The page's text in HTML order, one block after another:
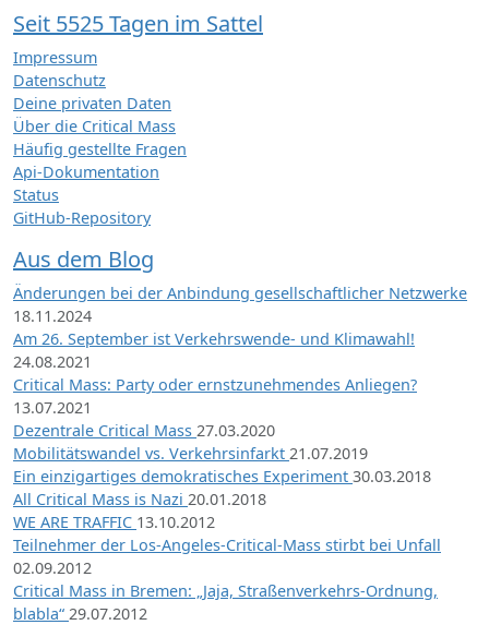
Seit 5525 Tagen im Sattel
Impressum
Datenschutz
Deine privaten Daten
Über die Critical Mass
Häufig gestellte Fragen
Api-Dokumentation
Status
GitHub-Repository
Aus dem Blog
Änderungen bei der Anbindung gesellschaftlicher Netzwerke
18.11.2024
Am 26. September ist Verkehrswende- und Klimawahl!
24.08.2021
Critical Mass: Party oder ernstzunehmendes Anliegen?
13.07.2021
Dezentrale Critical Mass 27.03.2020
Mobilitätswandel vs. Verkehrsinfarkt 21.07.2019
Ein einzigartiges demokratisches Experiment 30.03.2018
All Critical Mass is Nazi 20.01.2018
WE ARE TRAFFIC 13.10.2012
Teilnehmer der Los-Angeles-Critical-Mass stirbt bei Unfall
02.09.2012
Critical Mass in Bremen: „Jaja, Straßenverkehrs-Ordnung,
blabla“ 29.07.2012